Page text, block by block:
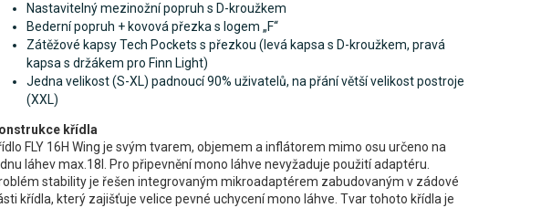
Nastavitelný mezinožní popruh s D-kroužkem
Bederní popruh + kovová přezka s logem „F“
Zátěžové kapsy Tech Pockets s přezkou (levá kapsa s D-kroužkem, pravá
kapsa s držákem pro Finn Light)
Jedna velikost (S-XL) padnoucí 90% uživatelů, na přání větší velikost postroje
(XXL)
křídla
FLY 16H Wing je svým tvarem, objemem a inflátorem mimo osu určeno na
láhev max.18l. Pro připevnění mono láhve nevyžaduje použití adaptéru.
stability je řešen integrovaným mikroadaptérem zabudovaným v zádové
křídla, který zajišťuje velice pevné uchycení mono láhve. Tvar tohoto křídla je